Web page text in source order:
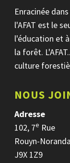
Enracinée
l'AFAT est le
l'éducation et
la forêt.
culture
NOUS
Adresse
102, 7e Rue
Rouyn-
J9X 1Z9